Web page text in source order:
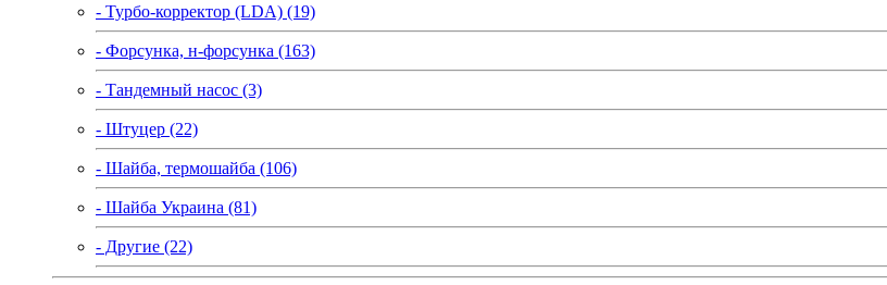
- Турбо-корректор (LDA) (19)
- Форсунка, н-форсунка (163)
- Тандемный насос (3)
- Штуцер (22)
- Шайба, термошайба (106)
- Шайба Украина (81)
- Другие (22)